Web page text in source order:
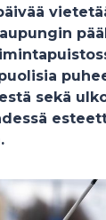
sekä